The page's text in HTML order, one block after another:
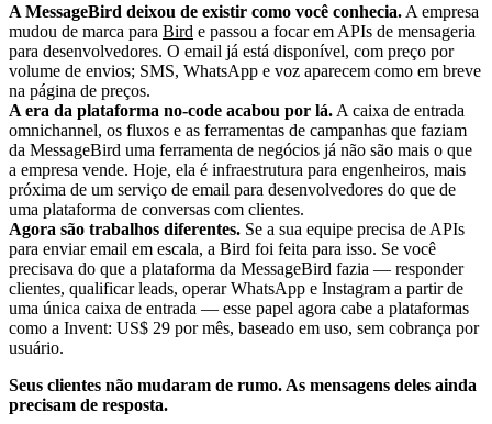
A MessageBird deixou de existir como você conhecia. A empresa
mudou de marca para Bird e passou a focar em APIs de mensageria
para desenvolvedores. O email já está disponível, com preço por
volume de envios; SMS, WhatsApp e voz aparecem como em breve
na página de preços.
A era da plataforma no-code acabou por lá. A caixa de entrada
omnichannel, os fluxos e as ferramentas de campanhas que faziam
da MessageBird uma ferramenta de negócios já não são mais o que
a empresa vende. Hoje, ela é infraestrutura para engenheiros, mais
próxima de um serviço de email para desenvolvedores do que de
uma plataforma de conversas com clientes.
Agora são trabalhos diferentes. Se a sua equipe precisa de APIs
para enviar email em escala, a Bird foi feita para isso. Se você
precisava do que a plataforma da MessageBird fazia — responder
clientes, qualificar leads, operar WhatsApp e Instagram a partir de
uma única caixa de entrada — esse papel agora cabe a plataformas
como a Invent: US$ 29 por mês, baseado em uso, sem cobrança por
usuário.
Seus clientes não mudaram de rumo. As mensagens deles ainda
precisam de resposta.